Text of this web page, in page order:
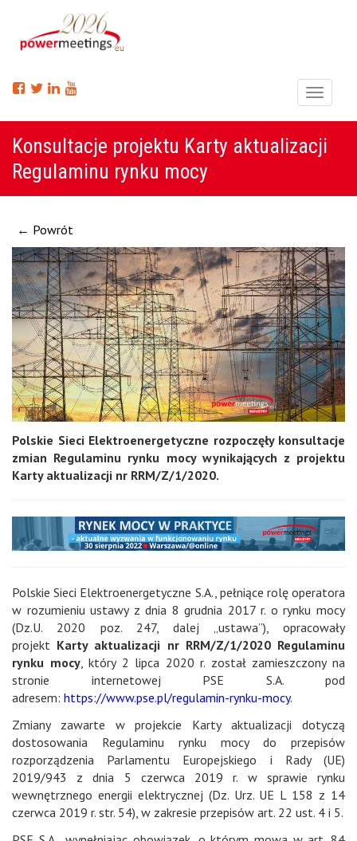
Menu
Konsultacje projektu Karty aktualizacji
Regulaminu rynku mocy
← Powrót
Polskie Sieci Elektroenergetyczne rozpoczęły konsultacje
zmian Regulaminu rynku mocy wynikających z projektu
Karty aktualizacji nr RRM/Z/1/2020.
Polskie Sieci Elektroenergetyczne S.A., pełniące rolę operatora
w rozumieniu ustawy z dnia 8 grudnia 2017 r. o rynku mocy
(Dz.U. 2020 poz. 247, dalej „ustawa”), opracowały
projekt Karty aktualizacji nr RRM/Z/1/2020 Regulaminu
rynku mocy, który 2 lipca 2020 r. został zamieszczony na
stronie internetowej PSE S.A. pod
adresem: https://www.pse.pl/regulamin-rynku-mocy.
Zmiany zawarte w projekcie Karty aktualizacji dotyczą
dostosowania Regulaminu rynku mocy do przepisów
rozporządzenia Parlamentu Europejskiego i Rady (UE)
2019/943 z dnia 5 czerwca 2019 r. w sprawie rynku
wewnętrznego energii elektrycznej (Dz. Urz. UE L 158 z 14
czerwca 2019 r. str. 54), w zakresie przepisów art. 22 ust. 4 i 5.